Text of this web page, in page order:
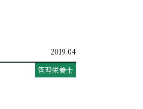
2019.04
管理栄養士